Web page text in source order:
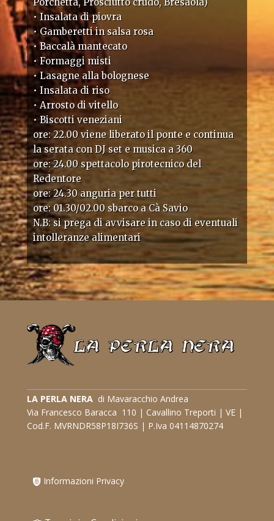
• Insalata di piovra
• Gamberetti in salsa rosa
• Baccalà mantecato
• Formaggi misti
• Lasagne alla bolognese
• Insalata di riso
• Arrosto di vitello
• Biscotti veneziani
ore: 22.00 viene liberato il ponte e continua
la serata con DJ set e musica a 360
ore: 24.00 spettacolo pirotecnico del
Redentore
ore: 24.30 anguria per tutti
ore: 01.30/02.00 sbarco a Cà Savio
N.B: si prega di avvisare in caso di eventuali
intolleranze alimentari
LA PERLA NERA di Mavaracchio Andrea
Via Francesco Baracca 110 | Cavallino Treporti | VE |
Cod.F. MVRNDR58P18I736S | P.Iva 04114870274
Informazioni Privacy